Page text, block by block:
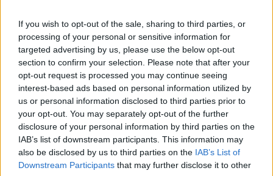
If you wish to opt-out of the sale, sharing to third parties, or
processing of your personal or sensitive information for
targeted advertising by us, please use the below opt-out
section to confirm your selection. Please note that after your
opt-out request is processed you may continue seeing
interest-based ads based on personal information utilized by
us or personal information disclosed to third parties prior to
your opt-out. You may separately opt-out of the further
disclosure of your personal information by third parties on the
IAB’s list of downstream participants. This information may
also be disclosed by us to third parties on the IAB’s List of
Downstream Participants that may further disclose it to other
költségcsökkentési folyamatokhoz.
Penguin Random House
Seth jelenleg 1993-as regényének folytatásán